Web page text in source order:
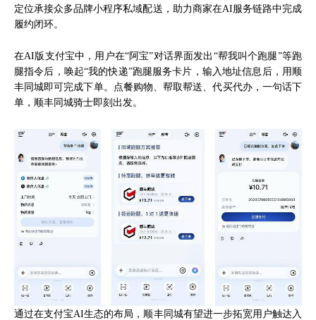
定位承接众多品牌小程序私域配送，助力商家在AI服务链路中完成
履约闭环。
在AI版支付宝中，用户在“阿宝”对话界面发出“帮我叫个跑腿”等跑
腿指令后，唤起“我的快递”跑腿服务卡片，输入地址信息后，用顺
丰同城即可完成下单。点餐购物、帮取帮送、代买代办，一句话下
单，顺丰同城骑士即刻出发。
通过在支付宝AI生态的布局，顺丰同城有望进一步拓宽用户触达入